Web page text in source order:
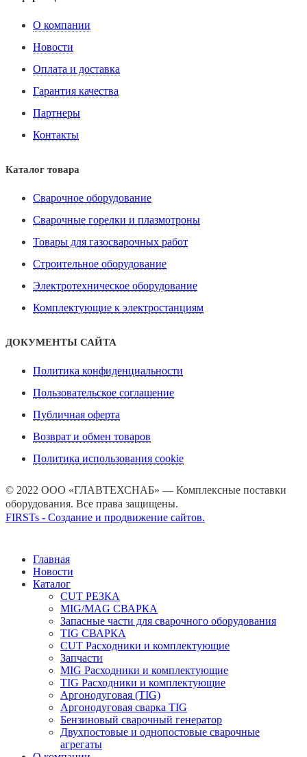
О компании
Новости
Оплата и доставка
Гарантия качества
Партнеры
Контакты
Каталог товара
Сварочное оборудование
Сварочные горелки и плазмотроны
Товары для газосварочных работ
Строительное оборудование
Электротехническое оборудование
Комплектующие к электростанциям
ДОКУМЕНТЫ САЙТА
Политика конфиденциальности
Пользовательское соглашение
Публичная оферта
Возврат и обмен товаров
Политика использования cookie
© 2022 ООО «ГЛАВТЕХСНАБ» — Комплексные поставки
оборудования. Все права защищены.
FIRSTs - Создание и продвижение сайтов.
Главная
Новости
Каталог
CUT РЕЗКА
MIG/MAG СВАРКА
Запасные части для сварочного оборудования
TIG СВАРКА
CUT Расходники и комплектующие
Запчасти
MIG Расходники и комплектующие
TIG Расходники и комплектующие
Аргонодуговая (TIG)
Аргонодуговая сварка TIG
Бензиновый сварочный генератор
Двухпостовые и однопостовые сварочные
агрегаты